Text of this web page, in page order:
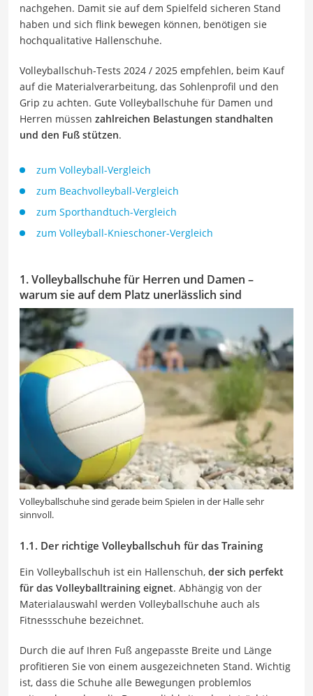
nachgehen. Damit sie auf dem Spielfeld sicheren Stand
haben und sich flink bewegen können, benötigen sie
hochqualitative Hallenschuhe.
Volleyballschuh-Tests 2024 / 2025 empfehlen, beim Kauf
auf die Materialverarbeitung, das Sohlenprofil und den
Grip zu achten. Gute Volleyballschuhe für Damen und
Herren müssen zahlreichen Belastungen standhalten
und den Fuß stützen.
zum Volleyball-Vergleich
zum Beachvolleyball-Vergleich
zum Sporthandtuch-Vergleich
zum Volleyball-Knieschoner-Vergleich
1. Volleyballschuhe für Herren und Damen –
warum sie auf dem Platz unerlässlich sind
Volleyballschuhe sind gerade beim Spielen in der Halle sehr
sinnvoll.
1.1. Der richtige Volleyballschuh für das Training
Ein Volleyballschuh ist ein Hallenschuh, der sich perfekt
für das Volleyballtraining eignet. Abhängig von der
Materialauswahl werden Volleyballschuhe auch als
Fitnessschuhe bezeichnet.
Durch die auf Ihren Fuß angepasste Breite und Länge
profitieren Sie von einem ausgezeichneten Stand. Wichtig
ist, dass die Schuhe alle Bewegungen problemlos